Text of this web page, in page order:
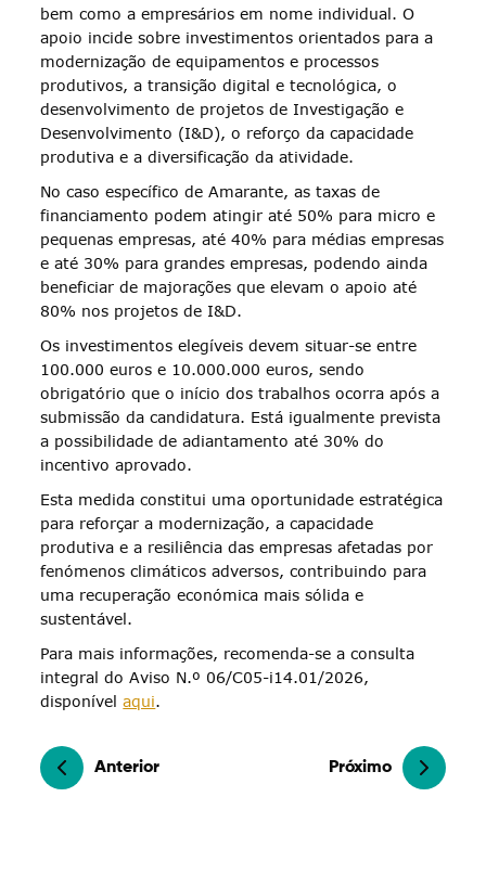
bem como a empresários em nome individual. O
apoio incide sobre investimentos orientados para a
modernização de equipamentos e processos
produtivos, a transição digital e tecnológica, o
desenvolvimento de projetos de Investigação e
Desenvolvimento (I&D), o reforço da capacidade
produtiva e a diversificação da atividade.
No caso específico de Amarante, as taxas de
financiamento podem atingir até 50% para micro e
pequenas empresas, até 40% para médias empresas
e até 30% para grandes empresas, podendo ainda
beneficiar de majorações que elevam o apoio até
80% nos projetos de I&D.
Os investimentos elegíveis devem situar-se entre
100.000 euros e 10.000.000 euros, sendo
obrigatório que o início dos trabalhos ocorra após a
submissão da candidatura. Está igualmente prevista
a possibilidade de adiantamento até 30% do
incentivo aprovado.
Esta medida constitui uma oportunidade estratégica
para reforçar a modernização, a capacidade
produtiva e a resiliência das empresas afetadas por
fenómenos climáticos adversos, contribuindo para
uma recuperação económica mais sólida e
sustentável.
Para mais informações, recomenda-se a consulta
integral do Aviso N.º 06/C05-i14.01/2026,
disponívelaqui.
Anterior Próximo